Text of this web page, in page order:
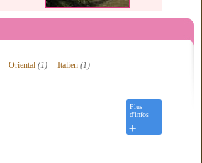
Oriental(1) Italien (1)
Plus
d'infos